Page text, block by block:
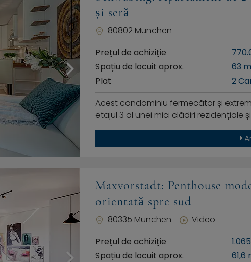
și seră
80802 München
Prețul de achiziție
Spațiu de locuit aprox.
63
Plat
2
Acest condominiu fermecător și
etajul 3 al unei mici clădiri rezidențiale
Maxvorstadt: Penthouse
orientată spre sud
80335 München
Video
Prețul de achiziție
Spațiu de locuit aprox.
61,6